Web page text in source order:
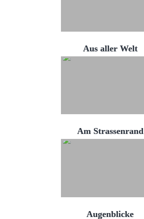
Aus aller Welt
Am Strassenrand
Augenblicke